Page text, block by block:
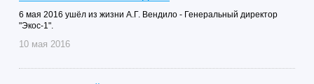
6 мая 2016 ушёл из жизни А.Г. Вендило - Генеральный директор
"Экос-1".
10 мая 2016